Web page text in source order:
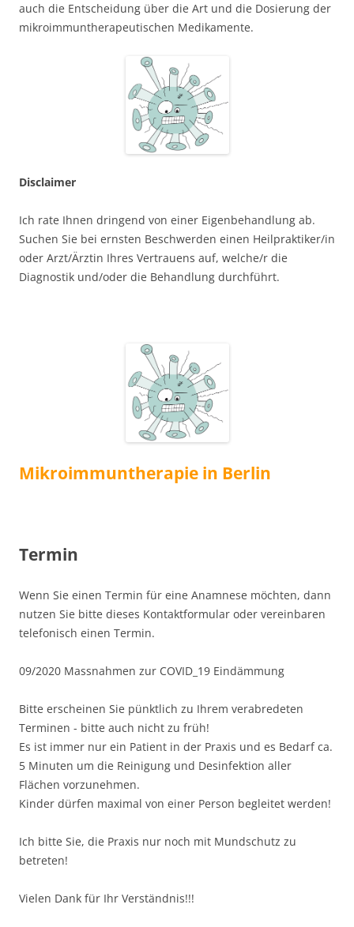
auch die Entscheidung über die Art und die Dosierung der
mikroimmuntherapeutischen Medikamente.
Disclaimer
Ich rate Ihnen dringend von einer Eigenbehandlung ab.
Suchen Sie bei ernsten Beschwerden einen Heilpraktiker/in
oder Arzt/Ärztin Ihres Vertrauens auf, welche/r die
Diagnostik und/oder die Behandlung durchführt.
Mikroimmuntherapie in Berlin
Termin
Wenn Sie einen Termin für eine Anamnese möchten, dann
nutzen Sie bitte dieses Kontaktformular oder vereinbaren
telefonisch einen Termin.
09/2020 Massnahmen zur COVID_19 Eindämmung
Bitte erscheinen Sie pünktlich zu Ihrem verabredeten
Terminen - bitte auch nicht zu früh!
Es ist immer nur ein Patient in der Praxis und es Bedarf ca.
5 Minuten um die Reinigung und Desinfektion aller
Flächen vorzunehmen.
Kinder dürfen maximal von einer Person begleitet werden!
Ich bitte Sie, die Praxis nur noch mit Mundschutz zu
betreten!
Vielen Dank für Ihr Verständnis!!!